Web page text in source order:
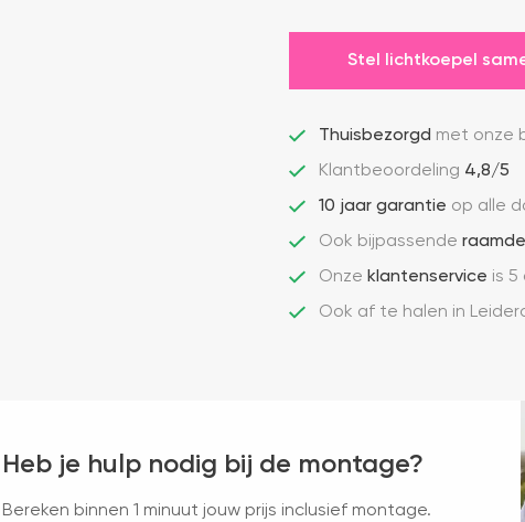
Stel lichtkoepel
Thuisbezorgd met onze
Klantbeoordeling 4,8/5
10 jaar garantie op alle
Ook bijpassende
Onze klantenservice is 5
Ook af te halen in
Heb je hulp nodig bij de montage?
Bereken binnen 1 minuut jouw prijs inclusief montage.